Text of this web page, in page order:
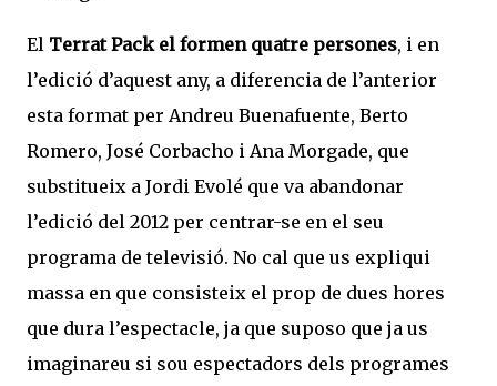
El Terrat Pack el formen quatre persones, i en
l’edició d’aquest any, a diferencia de l’anterior
esta format per Andreu Buenafuente, Berto
Romero, José Corbacho i Ana Morgade, que
substitueix a Jordi Evolé que va abandonar
l’edició del 2012 per centrar-se en el seu
programa de televisió. No cal que us expliqui
massa en que consisteix el prop de dues hores
que dura l’espectacle, ja que suposo que ja us
imaginareu si sou espectadors dels programes